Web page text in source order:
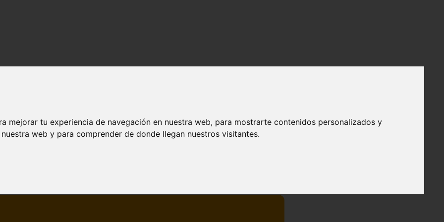
mejorar tu experiencia de navegación en nuestra web, para mostrarte contenidos personalizados y
web y para comprender de donde llegan nuestros visitantes.